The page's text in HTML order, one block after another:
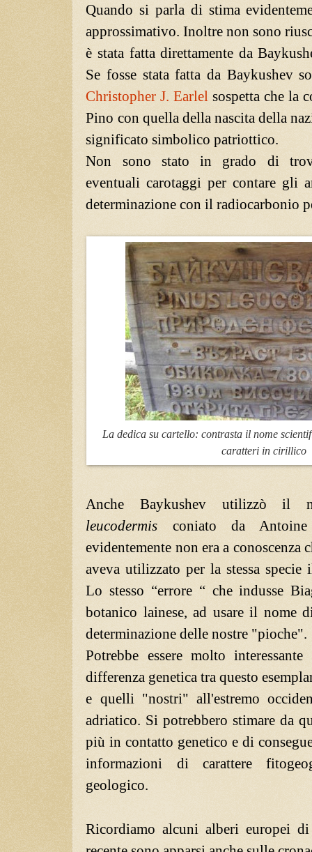
Quando si parla di stima
approssimativo. Inoltre non sono
è stata fatta direttamente da
Se fosse stata fatta da Baykushev
Christopher J. Earlelsospetta che la
Pino con quella della nascita della
significato simbolico patriottico.
Non sono stato in grado di
eventuali carotaggi per contare gli
determinazione con il radiocarbonio
La dedica su cartello: contrasta il nome
caratteri in cirillico
Anche Baykushev utilizzò il
leucodermis coniato da
evidentemente non era a conoscenza
aveva utilizzato per la stessa
Lo stesso “errore “ che indusse
botanico lainese, ad usare il nome
determinazione delle nostre "pioche".
Potrebbe essere molto
differenza genetica tra questo
e quelli "nostri" all'estremo
adriatico. Si potrebbero stimare da
più in contatto genetico e di
informazioni di carattere
geologico.
Ricordiamo alcuni alberi europei